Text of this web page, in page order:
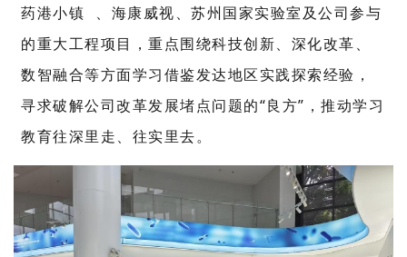
药港小镇
、海康威视、苏州国家实验室及公司参与
的重大工程项目，重点围绕科技创新、深化改革、
数智融合等方面学习借鉴发达地区实践探索经验，
寻求破解公司改革发展堵点问题的“良方”，推动学习
教育往深里走、往实里去。